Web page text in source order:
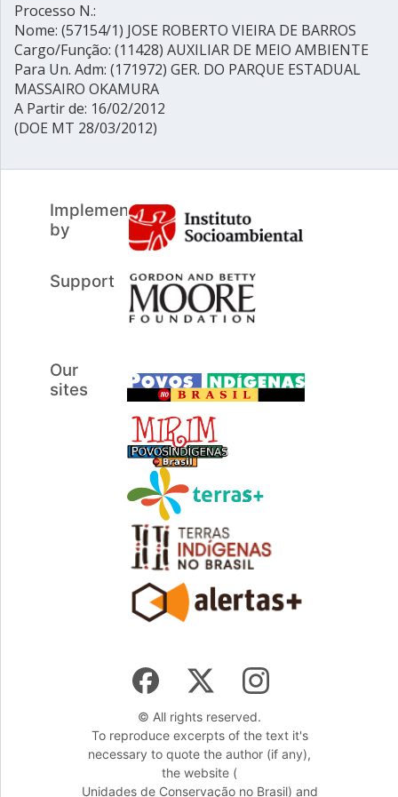
Processo N.:
Nome: (57154/1) JOSE ROBERTO VIEIRA DE BARROS
Cargo/Função: (11428) AUXILIAR DE MEIO AMBIENTE
Para Un. Adm: (171972) GER. DO PARQUE ESTADUAL
MASSAIRO OKAMURA
A Partir de: 16/02/2012
(DOE MT 28/03/2012)